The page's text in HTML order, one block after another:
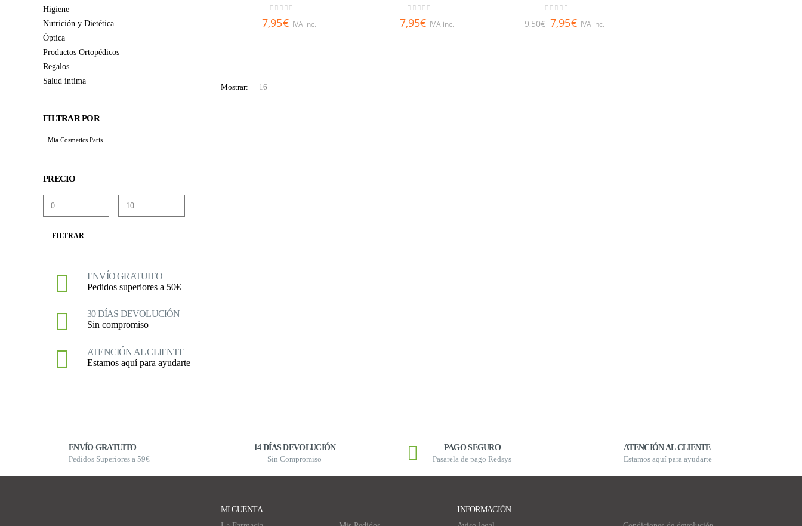
0out of 5
7,95€ IVA inc.
0out of 5
7,95€ IVA inc.
out of 5
9,50€ 7,95€ IVA inc.
Mostrar:
Higiene
Nutrición y Dietética
Óptica
Productos Ortopédicos
Regalos
Salud íntima
FILTRAR POR
Mia Cosmetics Paris
PRECIO
FILTRAR
ENVÍO GRATUITO
Pedidos superiores a 50€
30 DÍAS DEVOLUCIÓN
Sin compromiso
ATENCIÓN AL CLIENTE
Estamos aquí para ayudarte
ENVÍO GRATUITO
Pedidos Superiores a 59€
14 DÍAS DEVOLUCIÓN
Sin Compromiso
PAGO SEGURO
Pasarela de pago Redsys
ATENCIÓN AL CLIENTE
Estamos aquí para ayudarte
MI CUENTA
INFORMACIÓN